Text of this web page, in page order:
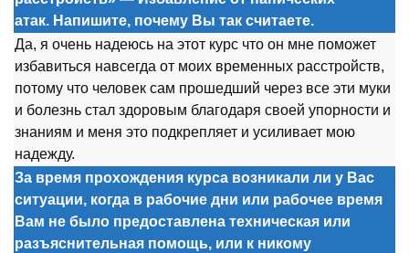
атак. Напишите, почему Вы так считаете.
Да, я очень надеюсь на этот курс что он мне поможет
избавиться навсегда от моих временных расстройств,
потому что человек сам прошедший через все эти муки
и болезнь стал здоровым благодаря своей упорности и
знаниям и меня это подкрепляет и усиливает мою
надежду.
За время прохождения курса возникали ли у Вас
ситуации, когда в рабочие дни или рабочее время
Вам не было предоставлена техническая или
разъяснительная помощь, или к никому